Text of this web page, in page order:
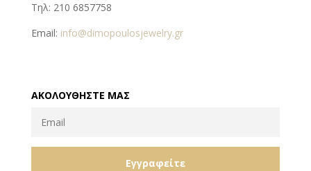
Τηλ: 210 6857758
Email: info@dimopoulosjewelry.gr
ΑΚΟΛΟΥΘΉΣΤΕ ΜΑΣ
Εγγραφείτε